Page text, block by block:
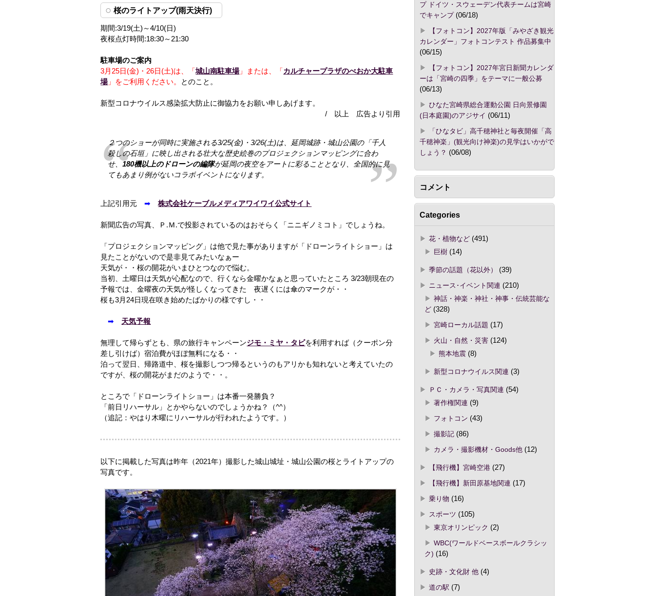
桜のライトアップ(雨天決行)
期間:3/19(土)～4/10(日)
夜桜点灯時間:18:30～21:30
駐車場のご案内
3月25日(金)・26日(土)は、「城山南駐車場 」または、「 カルチャープラザのべおか大駐車
場 」をご利用ください。 とのこと。
新型コロナウイルス感染拡大防止に御協力をお願い申しあげます。
/ 以上 広告より引用
２つのショーが同時に実施される3/25(金)・3/26(土)は、延岡城跡・城山公園の「千人
殺しの石垣」に映し出される壮大な歴史絵巻のプロジェクションマッピングに合わ
せ、180機以上のドローンの編隊が延岡の夜空をアートに彩ることとなり、全国的に見
てもあまり例がないコラボイベントになります。
上記引用元➡ 株式会社ケーブルメディアワイワイ公式サイト
新聞広告の写真、Ｐ.Ｍ.で投影されているのはおそらく「ニニギノミコト」でしょうね。
「プロジェクションマッピング」は他で見た事がありますが「ドローンライトショー」は
見たことがないので是非見てみたいなぁー
天気が・・桜の開花がいまひとつなので悩む。
当初、土曜日は天気が心配なので、行くなら金曜かなぁと思っていたところ 3/23朝現在の
予報では、金曜夜の天気が怪しくなってきた 夜遅くには傘のマークが・・
桜も3月24日現在咲き始めたばかりの様ですし・・
➡ 天気予報
無理して帰らずとも、県の旅行キャンペーンジモ・ミヤ・タビを利用すれば（クーポン分
差し引けば）宿泊費がほぼ無料になる・・
泊って翌日、帰路道中、桜を撮影しつつ帰るというのもアリかも知れないと考えていたの
ですが、桜の開花がまだのようで・・。
ところで「ドローンライトショー」は本番一発勝負？
「前日リハーサル」とかやらないのでしょうかね？（^^）
（追記：やはり木曜にリハーサルが行われたようです。）
以下に掲載した写真は昨年（2021年）撮影した城山城址・城山公園の桜とライトアップの
写真です。
プ ドイツ・スウェーデン代表チームは宮崎
でキャンプ(06/18)
【フォトコン】2027年版「みやざき観光
カレンダー」フォトコンテスト 作品募集中
(06/15)
【フォトコン】2027年宮日新聞カレンダ
ーは「宮崎の四季」をテーマに一般公募
(06/13)
ひなた宮崎県総合運動公園 日向景修園
(日本庭園)のアジサイ (06/11)
「ひなタビ」高千穂神社と毎夜開催「高
千穂神楽」(観光向け神楽)の見学はいかがで
しょう？ (06/08)
コメント
Categories
花・植物など(491)
巨樹(14)
季節の話題（花以外）
(39)
ニュース･イベント関連 (210)
神話・神楽・神社・神事・伝統芸能な
ど(328)
宮崎ローカル話題 (17)
火山・自然・災害(124)
熊本地震(8)
新型コロナウイルス関連 (3)
ＰＣ・カメラ・写真関連 (54)
著作権関連 (9)
フォトコン (43)
撮影記(86)
カメラ・撮影機材・Goods他(12)
【飛行機】宮崎空港(27)
【飛行機】新田原基地関連 (17)
乗り物 (16)
スポーツ (105)
東京オリンピック (2)
WBC(ワールドベースボールクラシッ
ク) (16)
史跡・文化財 他(4)
道の駅 (7)